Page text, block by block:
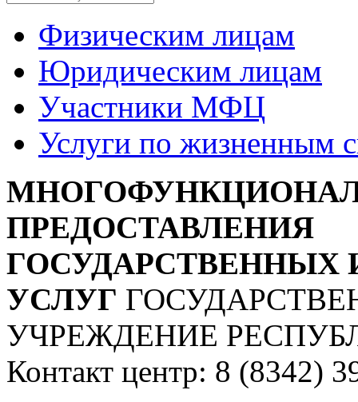
Физическим лицам
Юридическим лицам
Участники МФЦ
Услуги по жизненным
ПРЕДОСТАВЛЕНИЯ
УСЛУГ
УЧРЕЖДЕНИЕ
Контакт центр: 8 (8342)